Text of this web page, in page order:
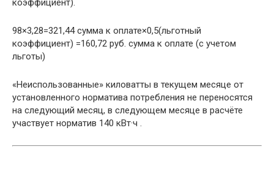
коэффициент).
98×3,28=321,44 сумма к оплате×0,5(льготный
коэффициент) =160,72 руб. сумма к оплате (с учетом
льготы)
«Неиспользованные» киловатты в текущем месяце от
установленного норматива потребления не переносятся
на следующий месяц, в следующем месяце в расчёте
участвует норматив 140 кВт·ч .